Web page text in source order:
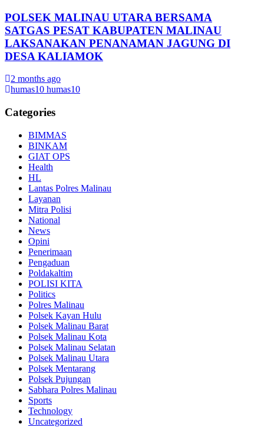
POLSEK MALINAU UTARA BERSAMA
SATGAS PESAT KABUPATEN MALINAU
LAKSANAKAN PENANAMAN JAGUNG DI
DESA KALIAMOK
2 months ago
humas10 humas10
Categories
BIMMAS
BINKAM
GIAT OPS
Health
HL
Lantas Polres Malinau
Layanan
Mitra Polisi
National
News
Opini
Penerimaan
Pengaduan
Poldakaltim
POLISI KITA
Politics
Polres Malinau
Polsek Kayan Hulu
Polsek Malinau Barat
Polsek Malinau Kota
Polsek Malinau Selatan
Polsek Malinau Utara
Polsek Mentarang
Polsek Pujungan
Sabhara Polres Malinau
Sports
Technology
Uncategorized